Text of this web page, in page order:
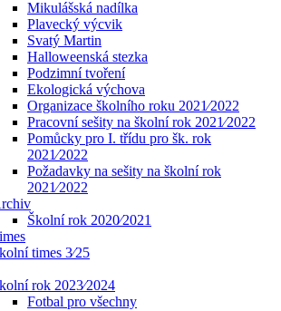
Mikulášská nadílka
Plavecký výcvik
Svatý Martin
Halloweenská stezka
Podzimní tvoření
Ekologická výchova
Organizace školního roku 2021⁄2022
Pracovní sešity na školní rok 2021⁄2022
Pomůcky pro I. třídu pro šk. rok
2021⁄2022
Požadavky na sešity na školní rok
2021⁄2022
Školní rok 2020⁄2021
times 3⁄25
rok 2023⁄2024
Fotbal pro všechny